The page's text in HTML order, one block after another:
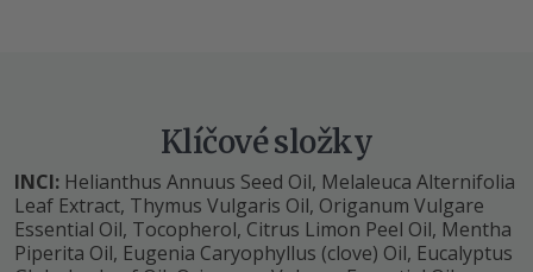
Klíčové složky
INCI: Helianthus Annuus Seed Oil, Melaleuca Alternifolia
Leaf Extract, Thymus Vulgaris Oil, Origanum Vulgare
Essential Oil, Tocopherol, Citrus Limon Peel Oil, Mentha
Piperita Oil, Eugenia Caryophyllus (clove) Oil, Eucalyptus